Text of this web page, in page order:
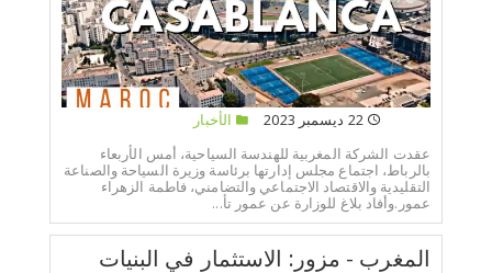
22 ديسمبر 2023
الأخبار
عقدت الشركة المغربية للهندسة السياحية، أمس الأربعاء
بالرباط، اجتماع مجلس إدارتها برئاسة وزيرة السياحة والصناعة
التقليدية والاقتصاد الاجتماعي والتضامني، فاطمة الزهراء
عمور.وأفاد بلاغ للوزارة عن عمور تأ...
المغرب - مزور: الاستثمار في البنيات